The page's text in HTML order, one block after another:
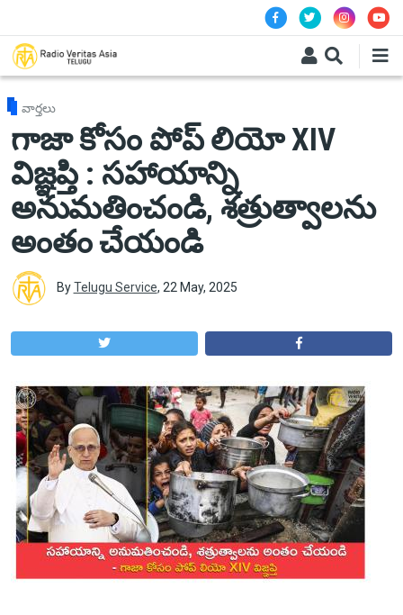
వార్తలు
గాజా కోసం పోప్ లియో XIV
విజ్ఞప్తి : సహాయాన్ని
అనుమతించండి, శత్రుత్వాలను
అంతం చేయండి
ByTelugu Service, 22 May, 2025